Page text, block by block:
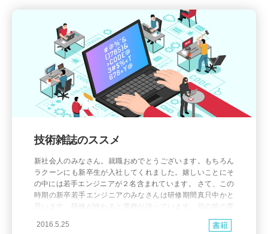
技術雑誌のススメ
新社会人のみなさん。就職おめでとうございます。もちろん
ラクーンにも新卒生が入社してくれました。嬉しいことにそ
の中には若手エンジニアが２名含まれています。 さて、この
時期の新卒若手エンジニアのみなさんは研修期間真只中かと
思います。研修が終わると業務が待っています。目の前の業
務をこなしつつ、技術を身に付けて先輩エンジニアに追いつ
くことに精一杯の毎日となるでしょう。 しかし私達が住んで
2016.5.25 書籍